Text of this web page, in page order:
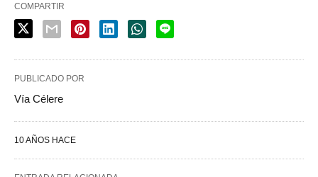
COMPARTIR
PUBLICADO POR
Vía Célere
10 AÑOS HACE